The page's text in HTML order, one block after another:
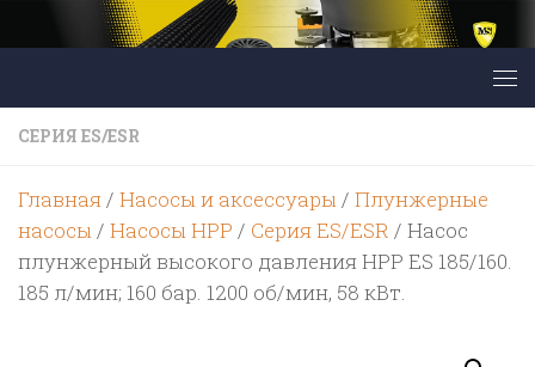
Перейти к содержимому
СЕРИЯ ES/ESR
Главная/ Насосы и аксессуары/ Плунжерные
насосы/ Насосы HPP / Серия ES/ESR / Насос
плунжерный высокого давления HPP ES 185/160.
185 л/мин; 160 бар. 1200 об/мин, 58 кВт.